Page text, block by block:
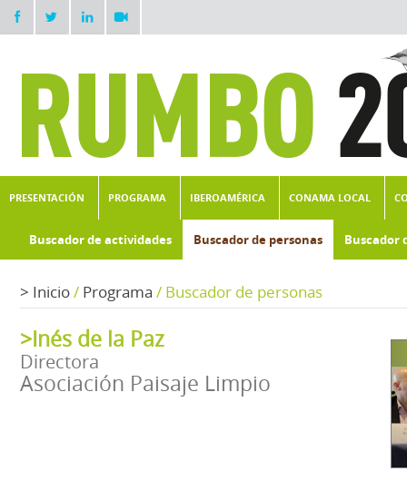
PRESENTACIÓN PROGRAMA IBEROAMÉRICA CONAMA LOCAL
Buscador de actividades Buscador de personas Buscador
> Inicio/ Programa / Buscador de personas
>Inés de la Paz
Directora
Asociación Paisaje Limpio